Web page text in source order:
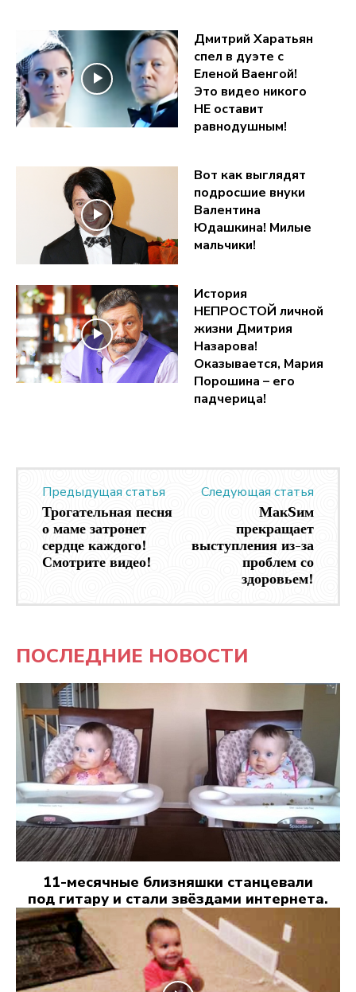
Дмитрий Харатьян
спел в дуэте с
Еленой Ваенгой!
Это видео никого
НЕ оставит
равнодушным!
Вот как выглядят
подросшие внуки
Валентина
Юдашкина! Милые
мальчики!
История
НЕПРОСТОЙ личной
жизни Дмитрия
Назарова!
Оказывается, Мария
Порошина – его
падчерица!
Предыдущая статья
Трогательная песня
о маме затронет
сердце каждого!
Смотрите видео!
Следующая статья
МакSим
прекращает
выступления из-за
проблем со
здоровьем!
ПОСЛЕДНИЕ НОВОСТИ
11-месячные близняшки станцевали
под гитару и стали звёздами интернета.